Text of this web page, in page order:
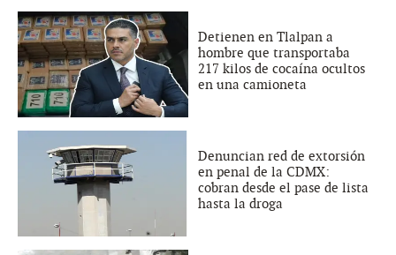
Detienen en Tlalpan a
hombre que transportaba
217 kilos de cocaína ocultos
en una camioneta
Denuncian red de extorsión
en penal de la CDMX:
cobran desde el pase de lista
hasta la droga